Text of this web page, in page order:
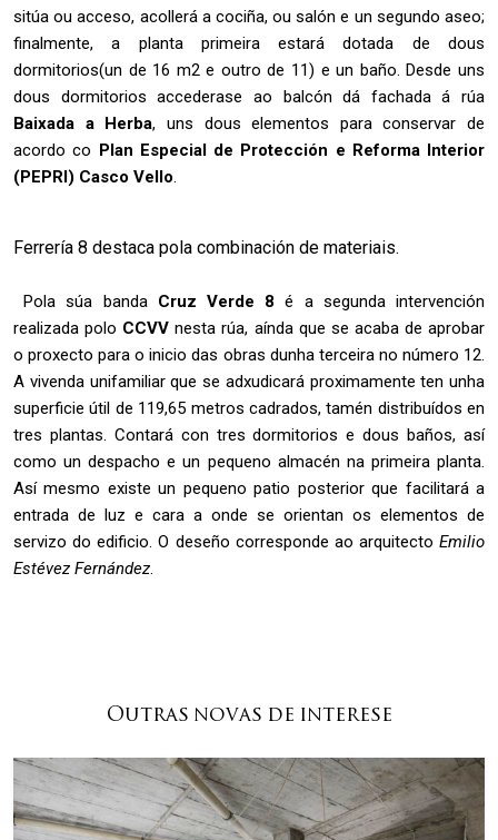
sitúa ou acceso, acollerá a cociña, ou salón e un segundo aseo;
finalmente, a planta primeira estará dotada de dous
dormitorios(un de 16 m2 e outro de 11) e un baño. Desde uns
dous dormitorios accederase ao balcón dá fachada á rúa
Baixada a Herba, uns dous elementos para conservar de
acordo co Plan Especial de Protección e Reforma Interior
(PEPRI) Casco Vello.
Ferrería 8 destaca pola combinación de materiais.
Pola súa banda Cruz Verde 8 é a segunda intervención
realizada polo CCVV nesta rúa, aínda que se acaba de aprobar
o proxecto para o inicio das obras dunha terceira no número 12.
A vivenda unifamiliar que se adxudicará proximamente ten unha
superficie útil de 119,65 metros cadrados, tamén distribuídos en
tres plantas. Contará con tres dormitorios e dous baños, así
como un despacho e un pequeno almacén na primeira planta.
Así mesmo existe un pequeno patio posterior que facilitará a
entrada de luz e cara a onde se orientan os elementos de
servizo do edificio. O deseño corresponde ao arquitecto Emilio
Estévez Fernández.
Outras novas de interese